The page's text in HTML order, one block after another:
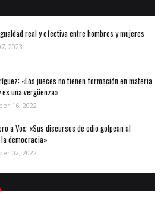
real y efectiva entre hombres y mujeres
2023
«Los jueces no tienen formación en materia
una vergüenza»
16, 2022
a Vox: «Sus discursos de odio golpean al
democracia»
02, 2022